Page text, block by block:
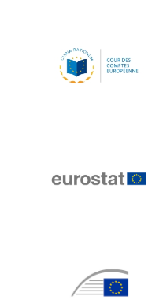
Laura Kovesi
Luc Frieden
Marc Lemaître
Maroš